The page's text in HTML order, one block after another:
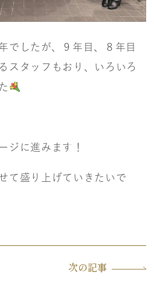
でしたが、９年目、８年目
スタッフもおり、いろいろ
ジに進みます！
て盛り上げていきたいで
次の記事